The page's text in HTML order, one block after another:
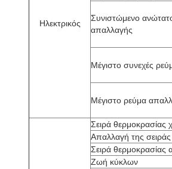
Ηλεκτρικός
Συνιστώμενο
απαλλαγής
Μέγιστο συνεχές
Μέγιστο ρεύμα
Σειρά θερμοκρασίας
Απαλλαγή της
Σειρά θερμοκρασίας
Ζωή κύκλων